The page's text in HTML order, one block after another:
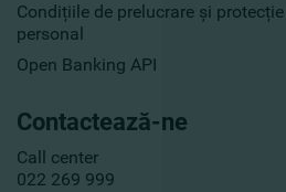
Condițiile de prelucrare și
personal
Open Banking API
Contactează-ne
Call center
022 269 999